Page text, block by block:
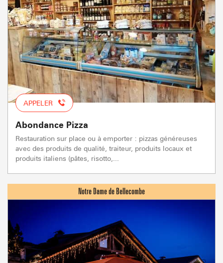
APPELER
Abondance Pizza
Restauration sur place ou à emporter : pizzas généreuses
avec des produits de qualité, traiteur, produits locaux et
produits italiens (pâtes, risotto,...